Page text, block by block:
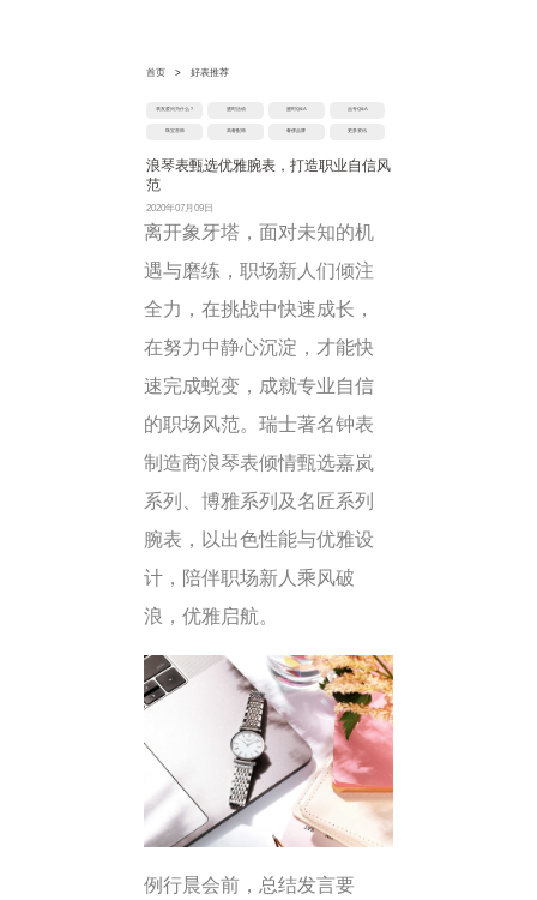
首页 > 好表推荐
表友爱问为什么？ 盛时活动 盛时Q&A 品专Q&A
珠宝首饰 高奢配饰 奢侈品牌 更多资讯
浪琴表甄选优雅腕表，打造职业自信风
范
2020年07月09日
离开象牙塔，面对未知的机
遇与磨练，职场新人们倾注
全力，在挑战中快速成长，
在努力中静心沉淀，才能快
速完成蜕变，成就专业自信
的职场风范。瑞士著名钟表
制造商浪琴表倾情甄选嘉岚
系列、博雅系列及名匠系列
腕表，以出色性能与优雅设
计，陪伴职场新人乘风破
浪，优雅启航。
例行晨会前，总结发言要